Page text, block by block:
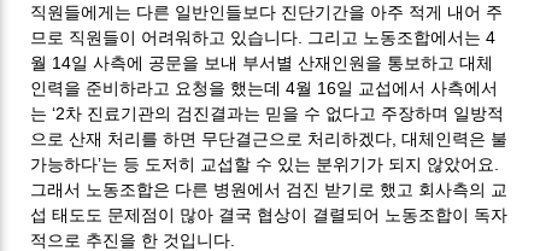
직원들에게는 다른 일반인들보다 진단기간을 아주 적게 내어 주
므로 직원들이 어려워하고 있습니다. 그리고 노동조합에서는 4
월 14일 사측에 공문을 보내 부서별 산재인원을 통보하고 대체
인력을 준비하라고 요청을 했는데 4월 16일 교섭에서 사측에서
는 ‘2차 진료기관의 검진결과는 믿을 수 없다고 주장하며 일방적
으로 산재 처리를 하면 무단결근으로 처리하겠다, 대체인력은 불
가능하다’는 등 도저히 교섭할 수 있는 분위기가 되지 않았어요.
그래서 노동조합은 다른 병원에서 검진 받기로 했고 회사측의 교
섭 태도도 문제점이 많아 결국 협상이 결렬되어 노동조합이 독자
적으로 추진을 한 것입니다.